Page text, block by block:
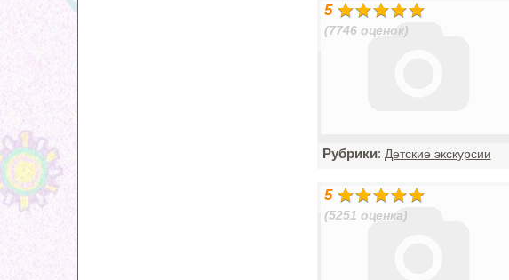
5
(7746 оценок)
Рубрики: Детские экскурсии
5
(5251 оценка)